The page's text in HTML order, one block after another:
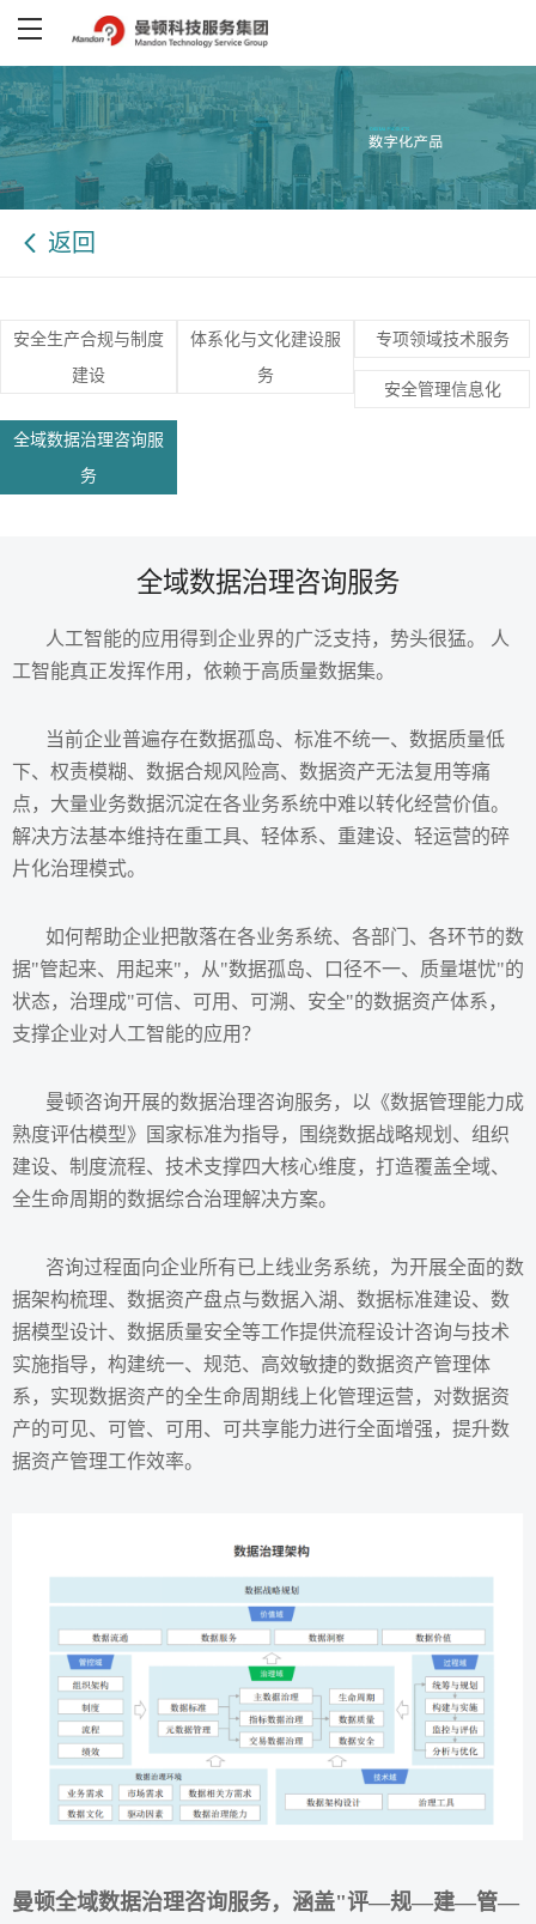
返回
安全生产合规与制度
建设
体系化与文化建设服
务
专项领域技术服务
安全管理信息化
全域数据治理咨询服
务
全域数据治理咨询服务
人工智能的应用得到企业界的广泛支持，势头很猛。 人
工智能真正发挥作用，依赖于高质量数据集。
当前企业普遍存在数据孤岛、标准不统一、数据质量低
下、权责模糊、数据合规风险高、数据资产无法复用等痛
点，大量业务数据沉淀在各业务系统中难以转化经营价值。
解决方法基本维持在重工具、轻体系、重建设、轻运营的碎
片化治理模式。
如何帮助企业把散落在各业务系统、各部门、各环节的数
据"管起来、用起来"，从"数据孤岛、口径不一、质量堪忧"的
状态，治理成"可信、可用、可溯、安全"的数据资产体系，
支撑企业对人工智能的应用？
曼顿咨询开展的数据治理咨询服务，以《数据管理能力成
熟度评估模型》国家标准为指导，围绕数据战略规划、组织
建设、制度流程、技术支撑四大核心维度，打造覆盖全域、
全生命周期的数据综合治理解决方案。
咨询过程面向企业所有已上线业务系统，为开展全面的数
据架构梳理、数据资产盘点与数据入湖、数据标准建设、数
据模型设计、数据质量安全等工作提供流程设计咨询与技术
实施指导，构建统一、规范、高效敏捷的数据资产管理体
系，实现数据资产的全生命周期线上化管理运营，对数据资
产的可见、可管、可用、可共享能力进行全面增强，提升数
据资产管理工作效率。
曼顿全域数据治理咨询服务，涵盖"评—规—建—管—